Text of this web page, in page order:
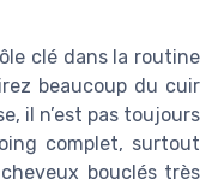
clé dans la routine
beaucoup du cuir
il n’est pas toujours
complet, surtout
bouclés très